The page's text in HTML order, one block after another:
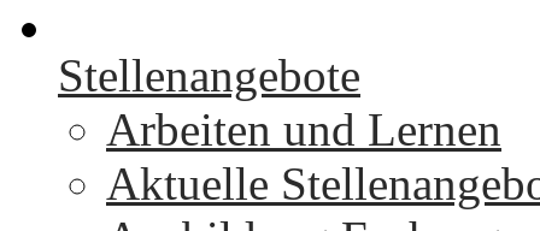
Stellenangebote
Arbeiten und Lernen
Aktuelle